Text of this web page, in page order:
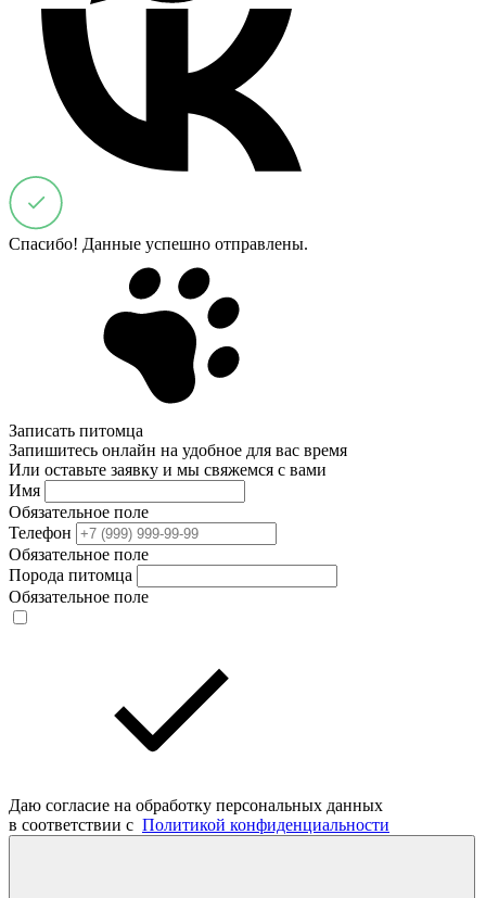
Спасибо! Данные успешно отправлены.
Записать питомца
Запишитесь онлайн на удобное для вас время
Или оставьте заявку и мы свяжемся с вами
Имя
Обязательное поле
Телефон
Обязательное поле
Порода питомца
Обязательное поле
Даю согласие на обработку персональных данных
в соответствии с Политикой конфиденциальности